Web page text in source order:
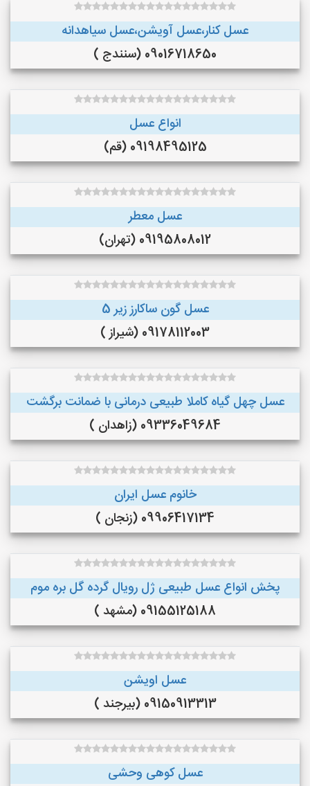
عسل کنار،عسل آویشن،عسل سیاهدانه
09016718650 (سنندج )
انواع عسل
09198495125 (قم)
عسل معطر
09195808012 (تهران)
عسل گون ساکارز زیر 5
09178112003 (شیراز )
عسل چهل گیاه کاملا طبیعی درمانی با ضمانت برگشت
09336049684 (زاهدان )
خانوم عسل ایران
09906417134 (زنجان )
پخش انواع عسل طبیعی ژل رویال گرده گل بره موم
09155125188 (مشهد )
عسل اویشن
09150913313 (بیرجند )
عسل کوهی وحشی